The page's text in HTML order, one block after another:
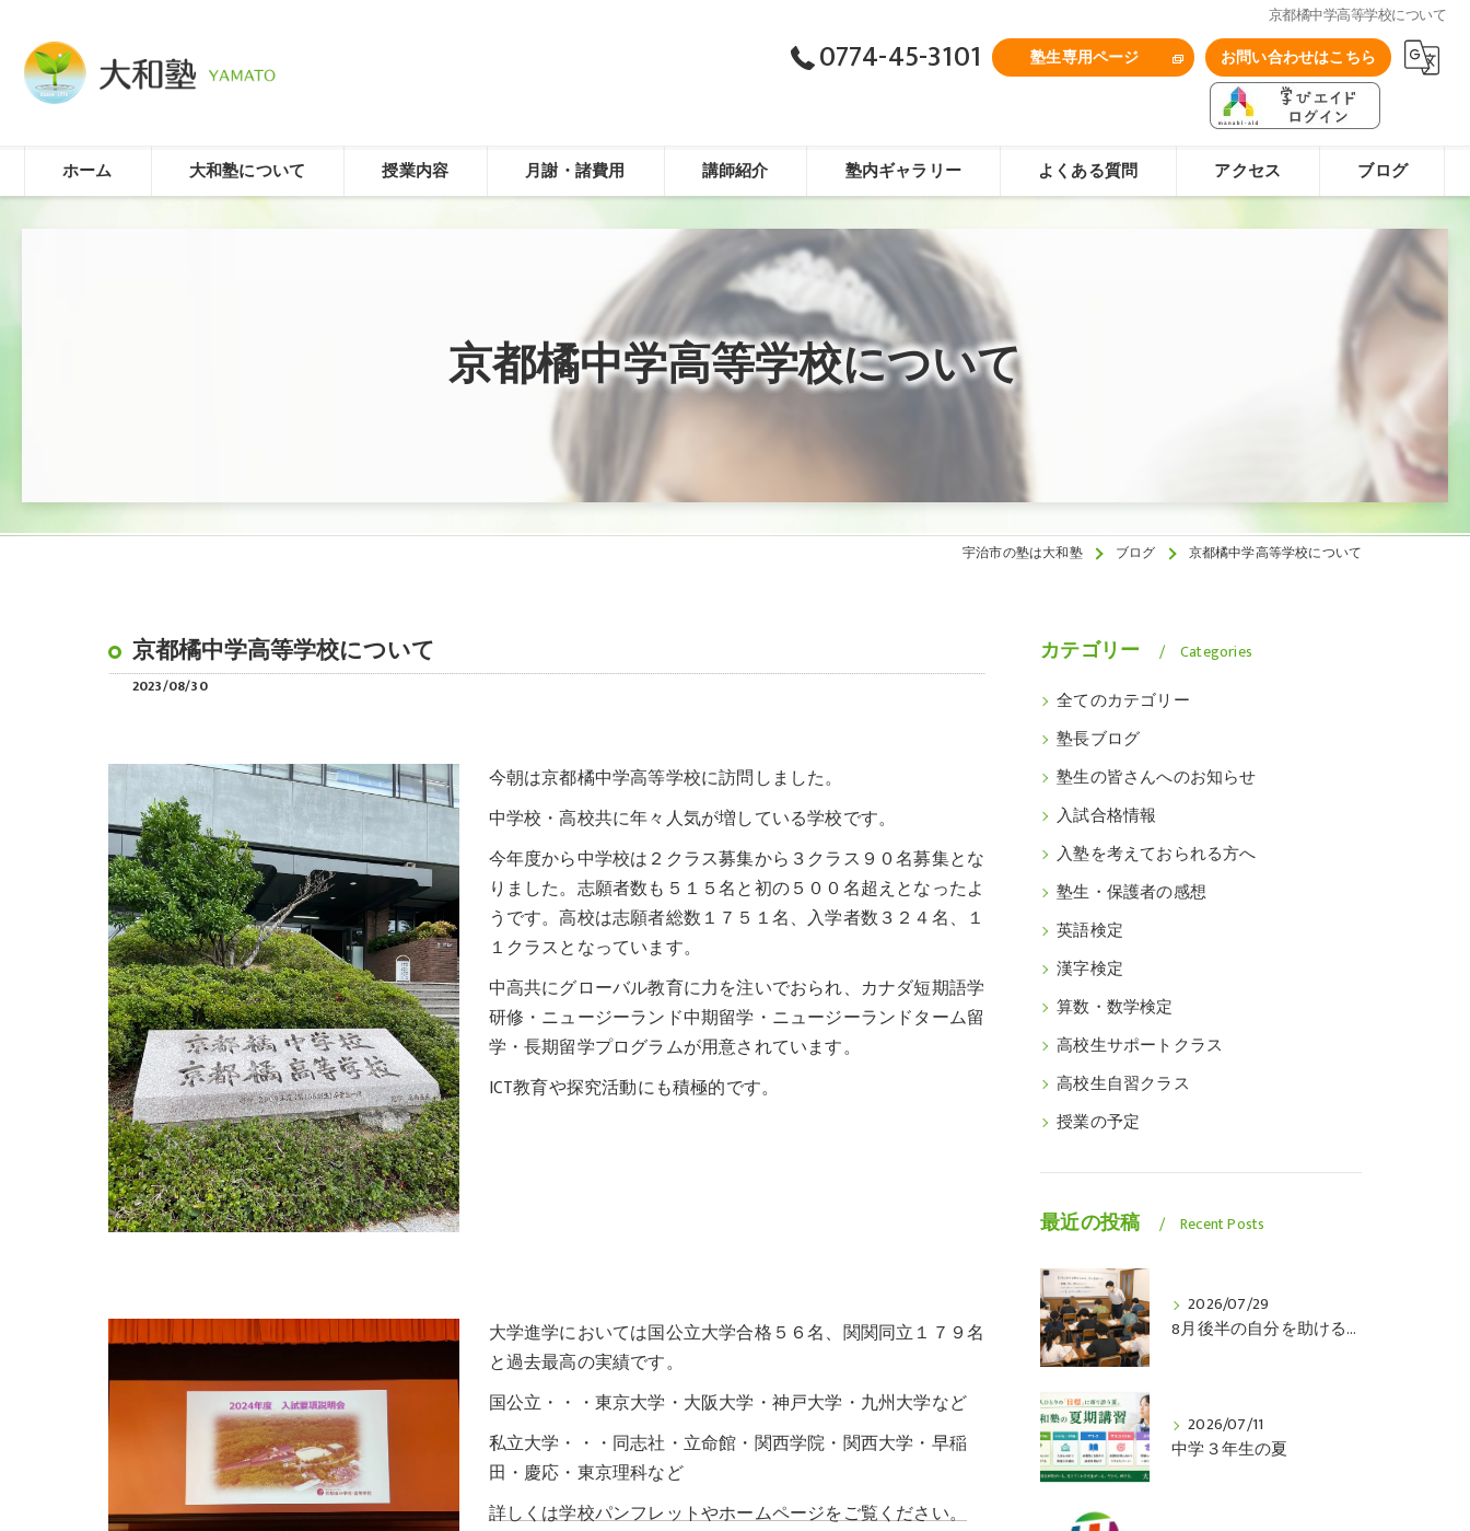
京都橘中学高等学校について
0774-45-3101 塾生専用ページ お問い合わせはこちら
ホーム 大和塾について 授業内容 月謝・諸費用 講師紹介 塾内ギャラリー よくある質問 アクセス ブログ
京都橘中学高等学校について
宇治市の塾は大和塾 ブログ 京都橘中学高等学校について
京都橘中学高等学校について
2023/08/30
今朝は京都橘中学高等学校に訪問しました。
中学校・高校共に年々人気が増している学校です。
今年度から中学校は２クラス募集から３クラス９０名募集とな
りました。志願者数も５１５名と初の５００名超えとなったよ
うです。高校は志願者総数１７５１名、入学者数３２４名、１
１クラスとなっています。
中高共にグローバル教育に力を注いでおられ、カナダ短期語学
研修・ニュージーランド中期留学・ニュージーランドターム留
学・長期留学プログラムが用意されています。
ICT教育や探究活動にも積極的です。
大学進学においては国公立大学合格５６名、関関同立１７９名
と過去最高の実績です。
国公立・・・東京大学・大阪大学・神戸大学・九州大学など
私立大学・・・同志社・立命館・関西学院・関西大学・早稲
田・慶応・東京理科など
詳しくは学校パンフレットやホームページをご覧ください。
カテゴリー Categories
全てのカテゴリー
塾長ブログ
塾生の皆さんへのお知らせ
入試合格情報
入塾を考えておられる方へ
塾生・保護者の感想
英語検定
漢字検定
算数・数学検定
高校生サポートクラス
高校生自習クラス
授業の予定
最近の投稿 Recent Posts
2026/07/29
8月後半の自分を助けるのは、今の自分です
2026/07/11
中学３年生の夏